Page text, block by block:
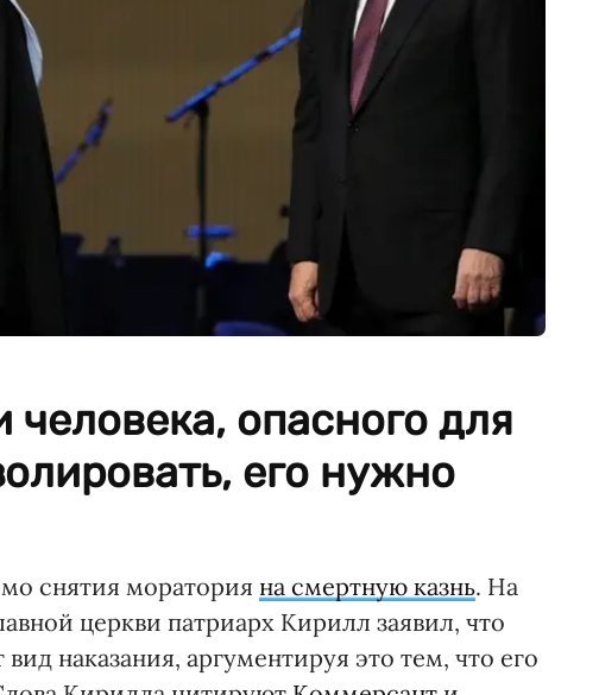
человека, опасного для
его нужно
снятия моратория на смертную казнь. На
церкви патриарх Кирилл заявил, что
наказания, аргументируя это тем, что его